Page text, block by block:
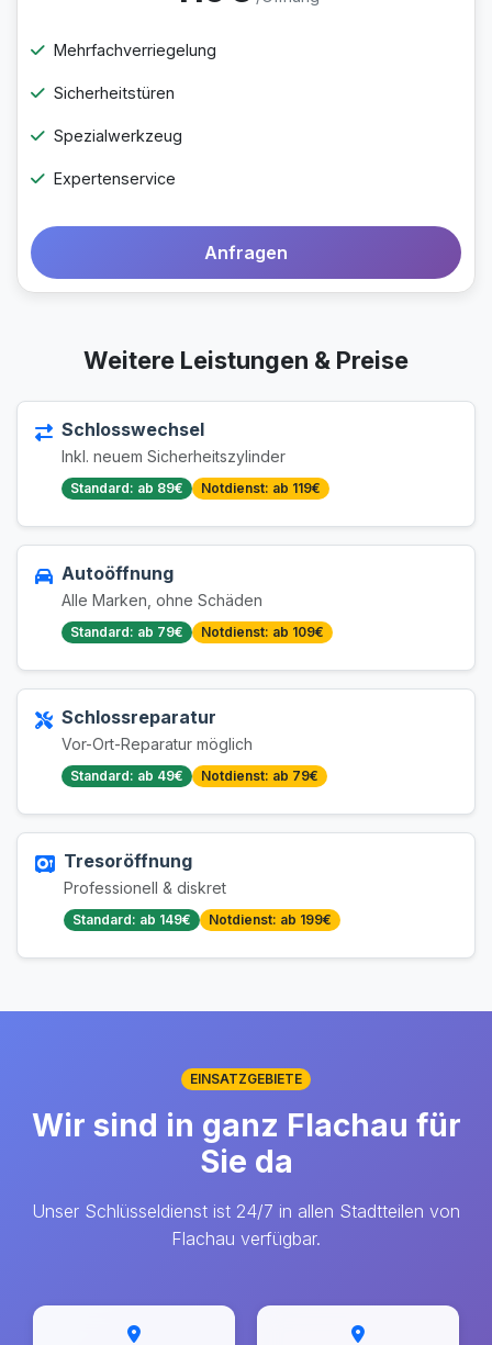
Mehrfachverriegelung
Sicherheitstüren
Spezialwerkzeug
Expertenservice
Anfragen
Weitere Leistungen & Preise
Schlosswechsel
Inkl. neuem Sicherheitszylinder
Standard: ab 89€ Notdienst: ab 119€
Autoöffnung
Alle Marken, ohne Schäden
Standard: ab 79€ Notdienst: ab 109€
Schlossreparatur
Vor-Ort-Reparatur möglich
Standard: ab 49€ Notdienst: ab 79€
Tresoröffnung
Professionell & diskret
Standard: ab 149€ Notdienst: ab 199€
EINSATZGEBIETE
Wir sind in ganz Flachau für
Sie da
Unser Schlüsseldienst ist 24/7 in allen Stadtteilen von
Flachau verfügbar.